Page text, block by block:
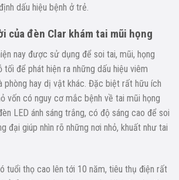
dấu hiệu bệnh ở trẻ.
của đèn Clar khám tai mũi họng
nay được sử dụng để soi tai, mũi, họng
tối để phát hiện ra những dấu hiệu viêm
phòng hay dị vật khác. Đặc biệt rất hữu ích
vốn có nguy cơ mắc bệnh về tai mũi họng
LED ánh sáng trắng, có độ sáng cao để soi
đại giúp nhìn rõ những nơi nhỏ, khuất như tai
tuổi thọ cao lên tới 10 năm, tiêu thụ điện rất